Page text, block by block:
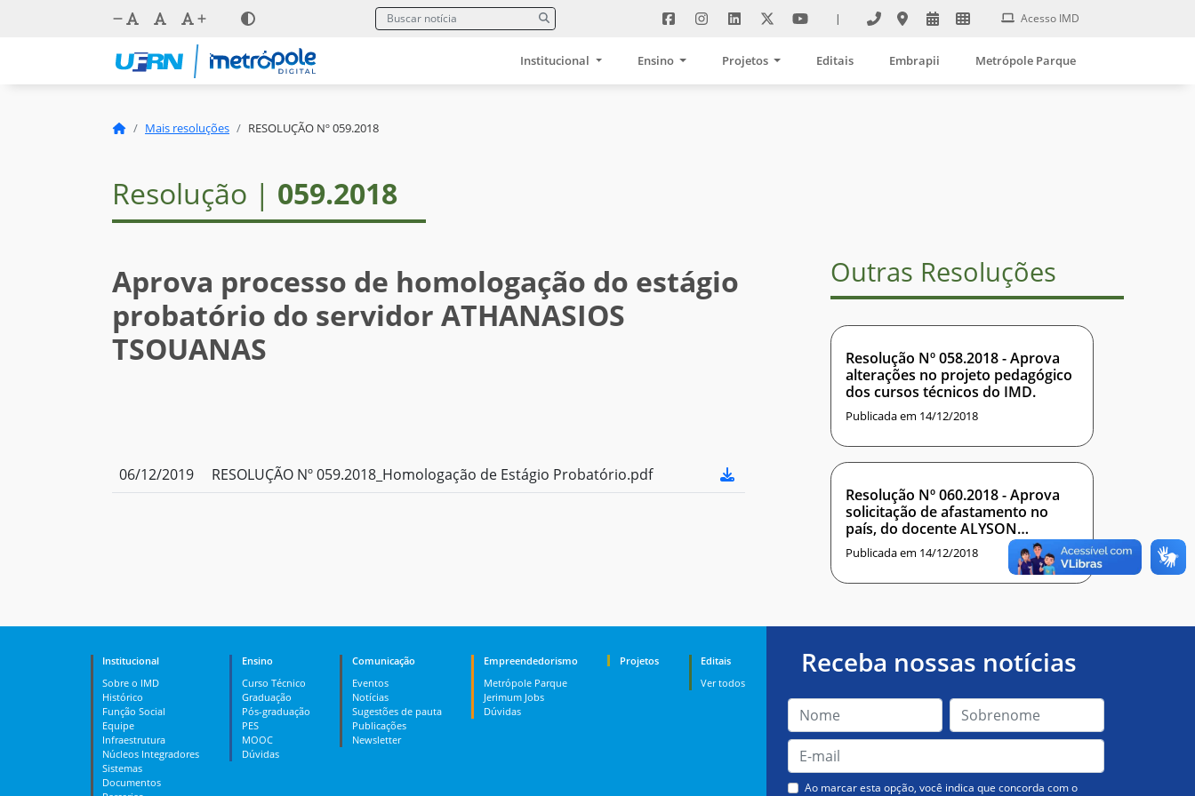
| Acesso IMD
Institucional Ensino Projetos Editais Embrapii Metrópole Parque
Mais resoluções RESOLUÇÃO Nº 059.2018
Resolução | 059.2018
Aprova processo de homologação do estágio
probatório do servidor ATHANASIOS
TSOUANAS
06/12/2019 RESOLUÇÃO Nº 059.2018_Homologação de Estágio Probatório.pdf
Outras Resoluções
Resolução Nº 058.2018 - Aprova
alterações no projeto pedagógico
dos cursos técnicos do IMD.
Publicada em 14/12/2018
Resolução Nº 060.2018 - Aprova
solicitação de afastamento no
país, do docente ALYSON
MATHEUS DE CARVALHO SOUZA
Publicada em 14/12/2018
Institucional
Sobre o IMD
Histórico
Função Social
Equipe
Infraestrutura
Núcleos Integradores
Sistemas
Documentos
Ensino
Curso Técnico
Graduação
Pós-graduação
PES
MOOC
Dúvidas
Comunicação
Eventos
Notícias
Sugestões de pauta
Publicações
Newsletter
Empreendedorismo
Metrópole Parque
Jerimum Jobs
Dúvidas
Projetos
Editais
Ver todos
Receba nossas notícias
Ao marcar esta opção, você indica que concorda com o